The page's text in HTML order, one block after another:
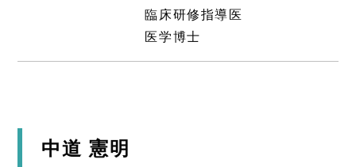
臨床研修指導医
医学博士
中道 憲明